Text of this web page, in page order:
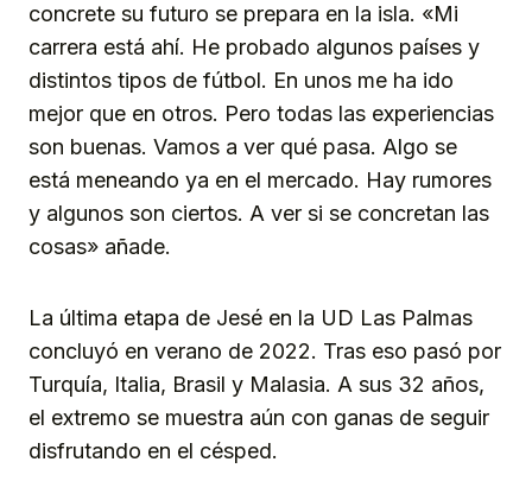
concrete su futuro se prepara en la isla. «Mi
carrera está ahí. He probado algunos países y
distintos tipos de fútbol. En unos me ha ido
mejor que en otros. Pero todas las experiencias
son buenas. Vamos a ver qué pasa. Algo se
está meneando ya en el mercado. Hay rumores
y algunos son ciertos. A ver si se concretan las
cosas» añade.
La última etapa de Jesé en la UD Las Palmas
concluyó en verano de 2022. Tras eso pasó por
Turquía, Italia, Brasil y Malasia. A sus 32 años,
el extremo se muestra aún con ganas de seguir
disfrutando en el césped.